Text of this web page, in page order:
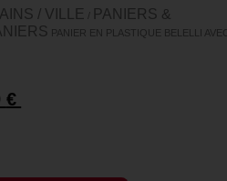
/ VILLE
PANIERS &
PANIER EN PLASTIQUE BELELLI AVEC
€